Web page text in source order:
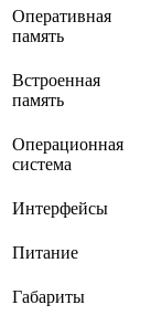
Оперативная
память
Встроенная
память
Операционная
система
Интерфейсы
Питание
Габариты